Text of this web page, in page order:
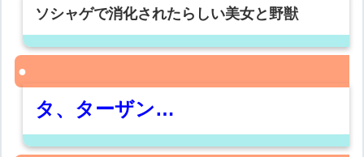
ソシャゲで消化されたらしい美女と野獣
タ、ターザン…